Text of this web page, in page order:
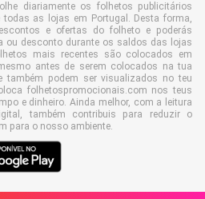
diariamente os folhetos publicitários
as lojas em Portugal. Desta forma,
e ofertas do folheto e poderás
ou desconto durante os saldos das lojas
mais recentes são colocados em
antes de serem colocados na tua
também podem ser visualizados no teu
folhetospromocionais.com nos teus
e dinheiro. Ainda melhor, com a leitura
também contribuis para reduzir o
para o nosso ambiente.